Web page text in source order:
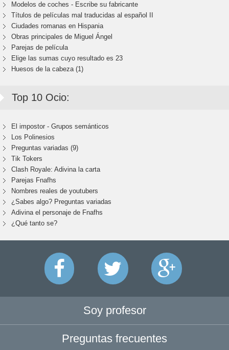
Modelos de coches - Escribe su fabricante
Títulos de películas mal traducidas al español II
Ciudades romanas en Hispania
Obras principales de Miguel Ángel
Parejas de película
Elige las sumas cuyo resultado es 23
Huesos de la cabeza (1)
Top 10 Ocio:
El impostor - Grupos semánticos
Los Polinesios
Preguntas variadas (9)
Tik Tokers
Clash Royale: Adivina la carta
Parejas Fnafhs
Nombres reales de youtubers
¿Sabes algo? Preguntas variadas
Adivina el personaje de Fnafhs
¿Qué tanto se?
Soy profesor
Preguntas frecuentes